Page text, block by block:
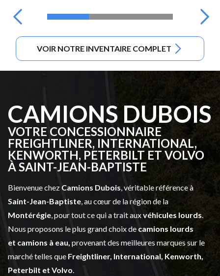
VOIR NOTRE INVENTAIRE COMPLET
CAMIONS DUBOIS
VOTRE CONCESSIONNAIRE
FREIGHTLINER, INTERNATIONAL,
KENWORTH, PETERBILT ET VOLVO
À SAINT-JEAN-BAPTISTE
Bienvenue chez Camions Dubois , véritable référence à
Saint-Jean-Baptiste , au cœur de la région de la
Montérégie , pour tout ce qui a trait auxvéhicules lourds
Nous proposons le plus grand choix de camions lourds
et camions à eau, provenant des meilleures marques sur le
marché telles que Freightliner, International, Kenworth,
Peterbilt et Volvo